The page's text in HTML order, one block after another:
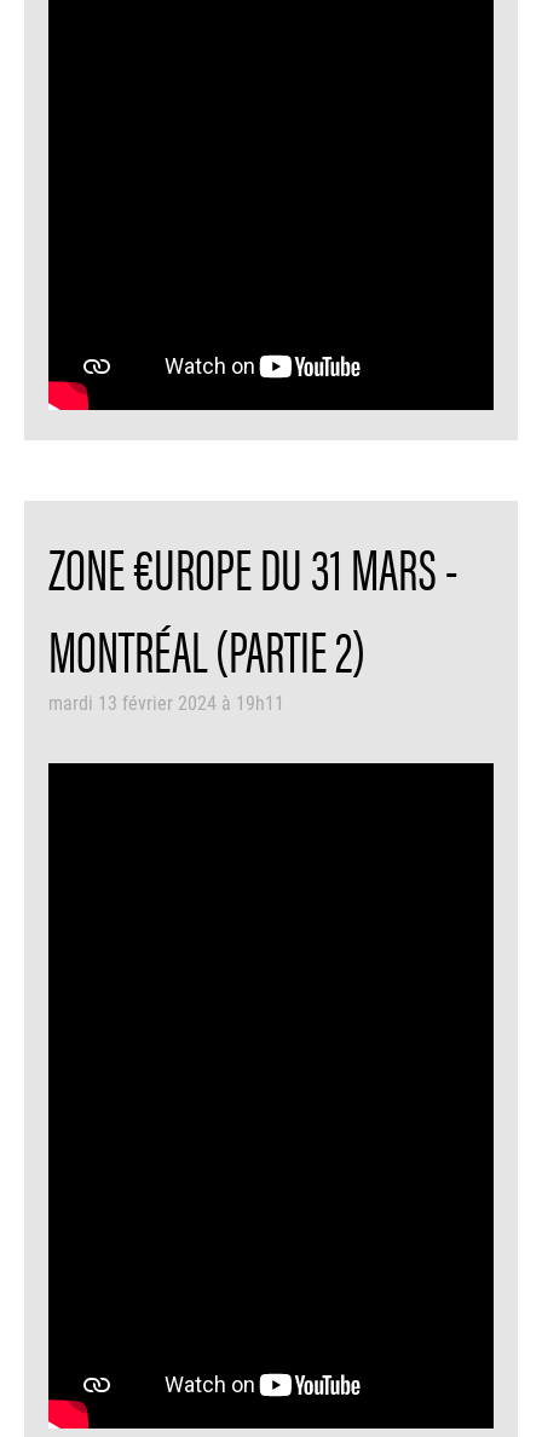
ZONE €UROPE DU 31 MARS -
MONTRÉAL (PARTIE 2)
mardi 13 février 2024 à 19h11